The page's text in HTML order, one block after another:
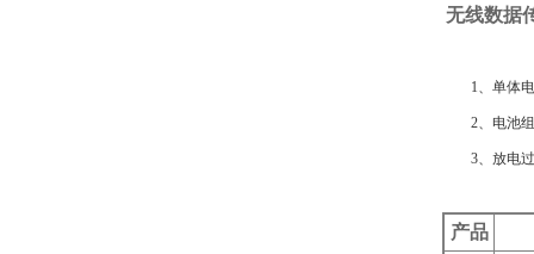
无线数据
1、单体电
2、电池组
3、放电过
产品